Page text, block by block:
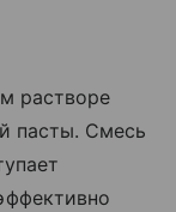
растворе
пасты. Смесь